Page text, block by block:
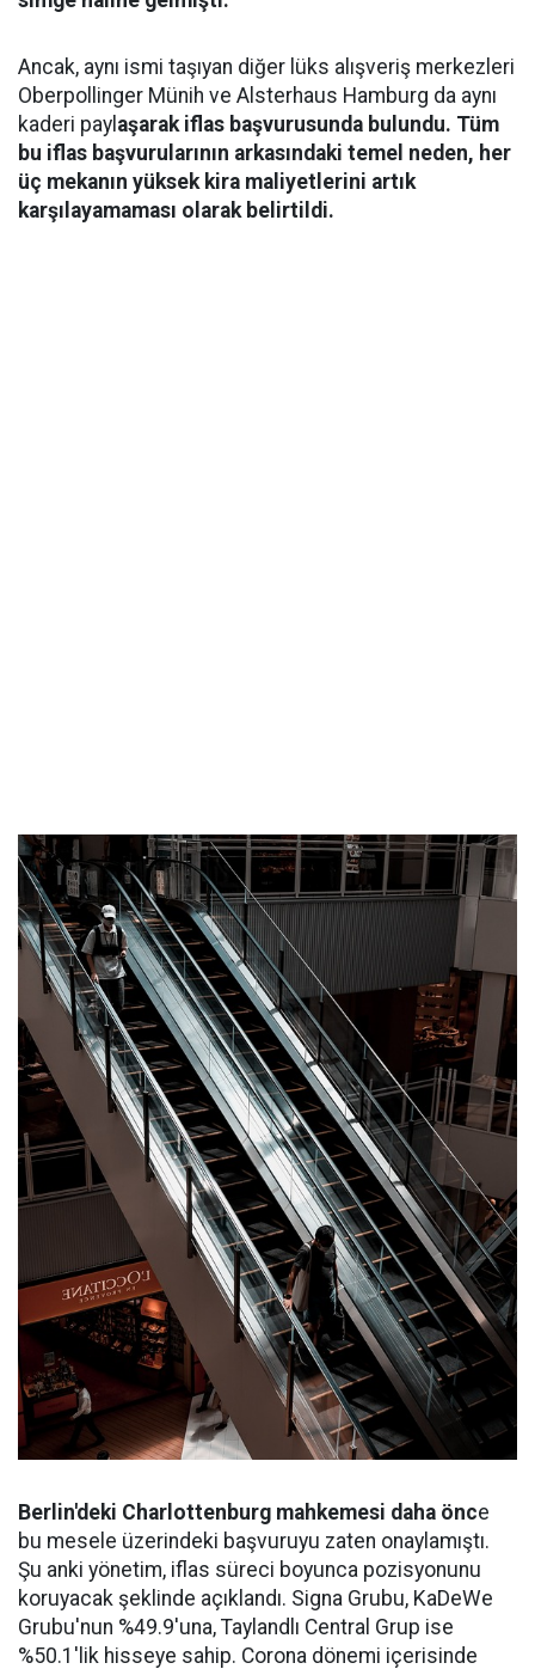
Ancak, aynı ismi taşıyan diğer lüks alışveriş merkezleri
Oberpollinger Münih ve Alsterhaus Hamburg da aynı
kaderi payl aşarak iflas başvurusunda bulundu. Tüm
bu iflas başvurularının arkasındaki temel neden, her
üç mekanın yüksek kira maliyetlerini artık
karşılayamaması olarak belirtildi.
Berlin'deki Charlottenburg mahkemesi daha önce
bu mesele üzerindeki başvuruyu zaten onaylamıştı.
Şu anki yönetim, iflas süreci boyunca pozisyonunu
koruyacak şeklinde açıklandı. Signa Grubu, KaDeWe
Grubu'nun %49.9'una, Taylandlı Central Grup ise
%50.1'lik hisseye sahip. Corona dönemi içerisinde